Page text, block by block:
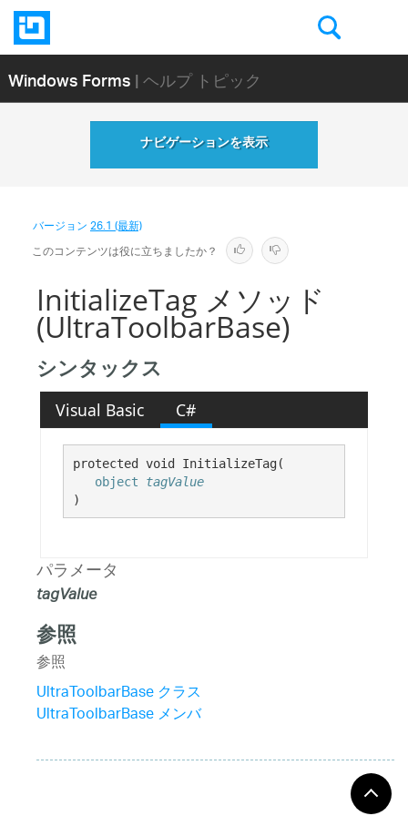
Windows Forms| ヘルプ トピック
ナビゲーションを表示
バージョン26.1 (最新)
このコンテンツは役に立ちましたか？
InitializeTag メソッド
(UltraToolbarBase)
シンタックス
Visual Basic C#
protected void InitializeTag(
object
tagValue
)
パラメータ
tagValue
参照
参照
UltraToolbarBase クラス
UltraToolbarBase メンバ